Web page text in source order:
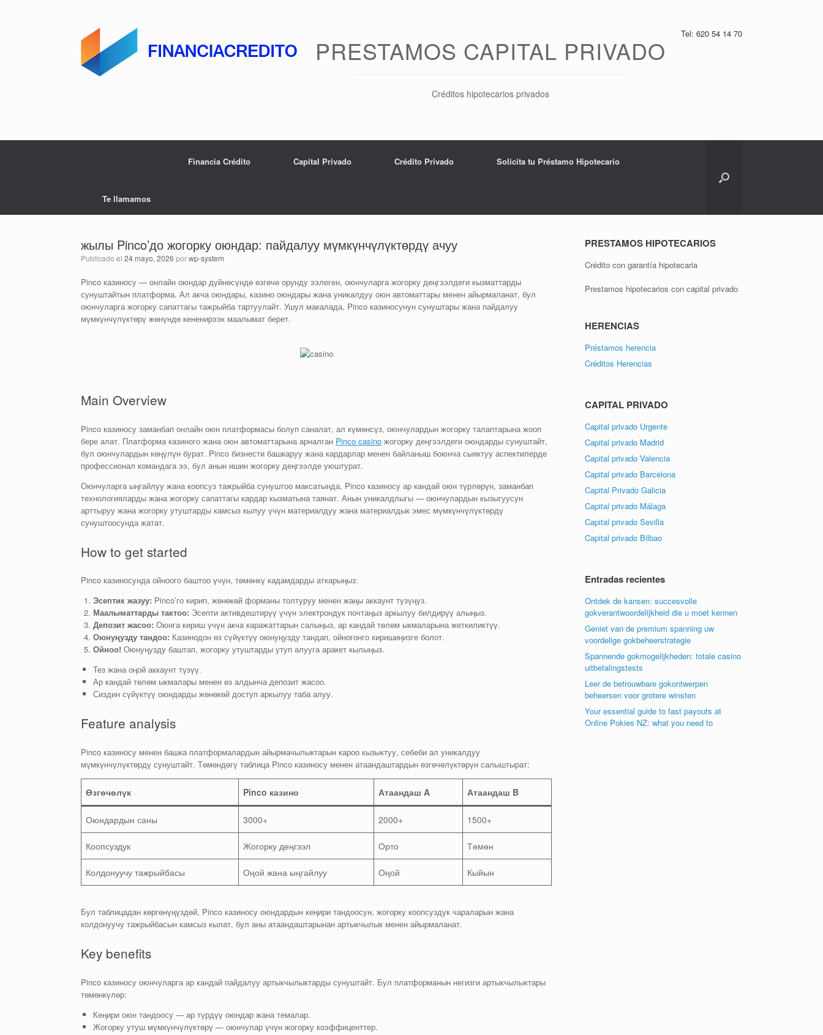
PRESTAMOS CAPITAL PRIVADO
Créditos hipotecarios privados
Tel: 620 54 14 70
Financia Crédito Capital Privado Crédito Privado Solicita tu Préstamo Hipotecario
Te llamamos
жылы Pinco’до жогорку оюндар: пайдалуу мүмкүнчүлүктөрдү ачуу
Publicado el 24 mayo, 2026 porwp-system
Pinco казиносу — онлайн оюндар дүйнөсүндө өзгөчө орунду ээлеген, оюнчуларга жогорку деңгээлдеги кызматтарды
сунуштайтын платформа. Ал акча оюндары, казино оюндары жана уникалдуу оюн автоматтары менен айырмаланат, бул
оюнчуларга жогорку сапаттагы тажрыйба тартуулайт. Ушул макалада, Pinco казиносунун сунуштары жана пайдалуу
мүмкүнчүлүктөрү жөнүндө кененирээк маалымат берет.
Main Overview
Pinco казиносу заманбап онлайн оюн платформасы болуп саналат, ал күмөнсүз, оюнчулардын жогорку талаптарына жооп
бере алат. Платформа казиного жана оюн автоматтарына арналган Pinco casino жогорку деңгээлдеги оюндарды сунуштайт,
бул оюнчулардын көңүлүн бурат. Pinco бизнести башкаруу жана кардарлар менен байланыш боюнча сыяктуу аспектилерде
профессионал командага ээ, бул анын ишин жогорку деңгээлде уюштурат.
Оюнчуларга ыңгайлуу жана коопсуз тажрыйба сунуштоо максатында, Pinco казиносу ар кандай оюн түрлөрүн, заманбап
технологияларды жана жогорку сапаттагы кардар кызматына таянат. Анын уникалдлыгы — оюнчулардын кызыгуусун
арттыруу жана жогорку утуштарды камсыз кылуу үчүн материалдуу жана материалдык эмес мүмкүнчүлүктөрдү
сунуштоосунда жатат.
How to get started
Pinco казиносунда ойноого баштоо үчүн, төмөнкү кадамдарды аткарыңыз:
Эсептик жазуу: Pinco’го кирип, жөнөкөй форманы толтуруу менен жаңы аккаунт түзүңүз.
Маалыматтарды тактоо: Эсепти активдештирүү үчүн электрондук почтаңыз аркылуу билдирүү алыңыз.
Депозит жасоо: Оюнга кириш үчүн акча каражаттарын салыңыз, ар кандай төлөм ыкмаларына жеткиликтүү.
Оюнуңузду тандоо: Казинодон өз сүйүктүү оюнуңузду тандап, ойногонго киришиңизге болот.
Ойноо! Оюнуңузду баштап, жогорку утуштарды утуп алууга аракет кылыңыз.
Тез жана оңой аккаунт түзүү.
Ар кандай төлөм ыкмалары менен өз алдынча депозит жасоо.
Сиздин сүйүктүү оюндарды жөнөкөй доступ аркылуу таба алуу.
Feature analysis
Pinco казиносу менен башка платформалардын айырмачылыктарын кароо кызыктуу, себеби ал уникалдуу
мүмкүнчүлүктөрдү сунуштайт. Төмөндөгү таблица Pinco казиносу менен атаандаштардын өзгөчөлүктөрүн салыштырат:
Өзгөчөлүк Pinco казино Атаандаш A Атаандаш B
Оюндардын саны 3000+ 2000+ 1500+
Коопсуздук Жогорку деңгээл Орто Төмөн
Колдонуучу тажрыйбасы Оңой жана ыңгайлуу Оңой Кыйын
Бул таблицадан көргөнүңүздөй, Pinco казиносу оюндардын кеңири тандоосун, жогорку коопсуздук чараларын жана
колдонуучу тажрыйбасын камсыз кылат, бул аны атаандаштарынан артыкчылык менен айырмаланат.
Key benefits
Pinco казиносу оюнчуларга ар кандай пайдалуу артыкчылыктарды сунуштайт. Бул платформанын негизги артыкчылыктары
төмөнкүлөр:
Кеңири оюн тандоосу — ар түрдүү оюндар жана темалар.
Жогорку утуш мүмкүнчүлүктөрү — оюнчулар үчүн жогорку коэффиценттер.
PRESTAMOS HIPOTECARIOS
Crédito con garantía hipotecaria
Prestamos hipotecarios con capital privado
HERENCIAS
Préstamos herencia
Créditos Herencias
CAPITAL PRIVADO
Capital privado Urgente
Capital privado Madrid
Capital privado Valencia
Capital privado Barcelona
Capital Privado Galicia
Capital privado Málaga
Capital privado Sevilla
Capital privado Bilbao
Entradas recientes
Ontdek de kansen: succesvolle
gokverantwoordelijkheid die u moet kennen
Geniet van de premium spanning uw
voordelige gokbeheerstrategie
Spannende gokmogelijkheden: totale casino
uitbetalingstests
Leer de betrouwbare gokontwerpen
beheersen voor grotere winsten
Your essential guide to fast payouts at
Online Pokies NZ: what you need to